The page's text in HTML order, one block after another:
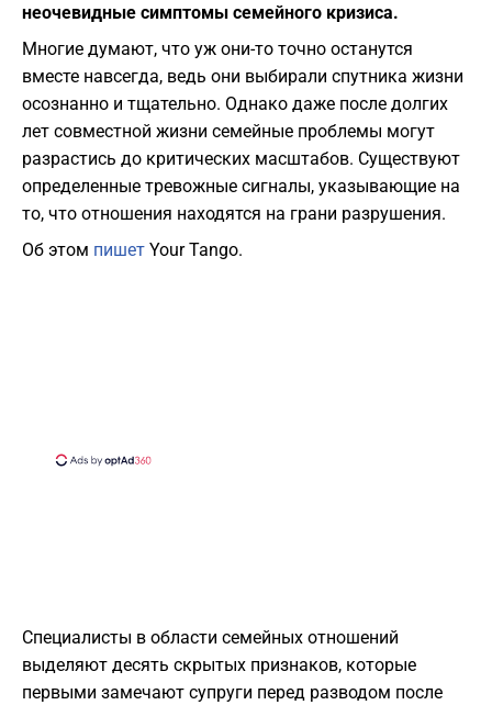
неочевидные симптомы семейного кризиса.
Многие думают, что уж они-то точно останутся
вместе навсегда, ведь они выбирали спутника жизни
осознанно и тщательно. Однако даже после долгих
лет совместной жизни семейные проблемы могут
разрастись до критических масштабов. Существуют
определенные тревожные сигналы, указывающие на
то, что отношения находятся на грани разрушения.
Об этом пишет Your Tango.
Специалисты в области семейных отношений
выделяют десять скрытых признаков, которые
первыми замечают супруги перед разводом после